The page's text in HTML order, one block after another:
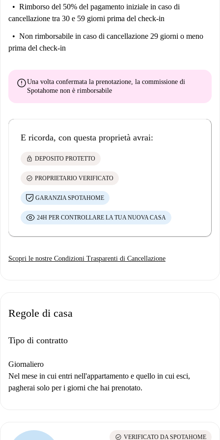
Rimborso del 50% del pagamento iniziale in caso di
cancellazione tra 30 e 59 giorni prima del check-in
Non rimborsabile in caso di cancellazione 29 giorni o meno
prima del check-in
errorUna volta confermata la prenotazione, la commissione di
Spotahome non è rimborsabile
E ricorda, con questa proprietà avrai:
lock DEPOSITO PROTETTO
check_circle PROPRIETARIO VERIFICATO
GARANZIA SPOTAHOME
24H PER CONTROLLARE LA TUA NUOVA CASA
Scopri le nostre Condizioni Trasparenti di Cancellazione
Regole di casa
Tipo di contratto
Giornaliero
Nel mese in cui entri nell'appartamento e quello in cui esci,
pagherai solo per i giorni che hai prenotato.
check_circle VERIFICATO DA SPOTAHOME